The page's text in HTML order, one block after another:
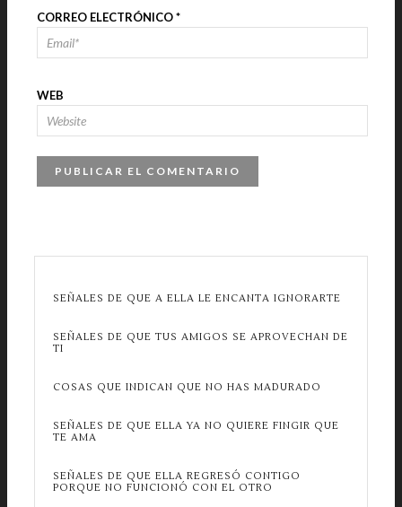
CORREO ELECTRÓNICO*
WEB
SEÑALES DE QUE A ELLA LE ENCANTA IGNORARTE
SEÑALES DE QUE TUS AMIGOS SE APROVECHAN DE
TI
COSAS QUE INDICAN QUE NO HAS MADURADO
SEÑALES DE QUE ELLA YA NO QUIERE FINGIR QUE
TE AMA
SEÑALES DE QUE ELLA REGRESÓ CONTIGO
PORQUE NO FUNCIONÓ CON EL OTRO